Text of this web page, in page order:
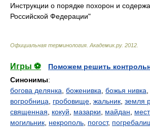
Инструкции о порядке похорон и
Российской Федерации"
Официальная терминология Академик.ру. 2012
Игры ⚽
Поможем решить
Синонимы:
богова делянка боженивка божья нивка
вогробница
гробовище жальник земля
священная
кокуй мазарки майдан
могильник некрополь погост,